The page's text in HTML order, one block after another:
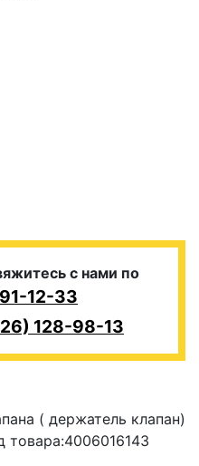
с нами по
12-33
128-98-13
( держатель клапан)